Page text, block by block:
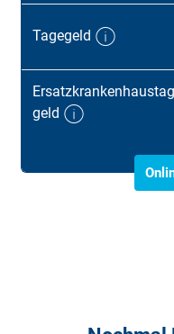
Tage­geld
geld